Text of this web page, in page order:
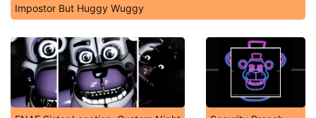
Impostor But Huggy Wuggy